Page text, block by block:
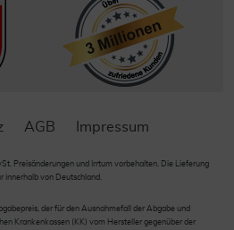
AGB Impressum
Preisänderungen und Irrtum vorbehalten. Die Lieferung
innerhalb von Deutschland.
der für den Ausnahmefall der Abgabe und
Krankenkassen (KK) vom Hersteller gegenüber der